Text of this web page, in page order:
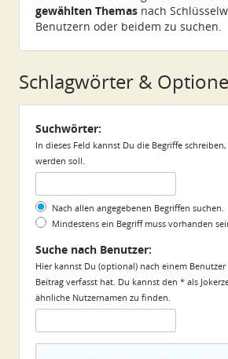
gewählten Themas nach
Benutzern oder beidem zu suchen.
Schlagwörter &
Suchwörter:
In dieses Feld kannst Du die Begriffe
werden soll.
Nach allen angegebenen Begriffen suchen.
Mindestens ein Begriff muss vorhanden
Suche nach Benutzer:
Hier kannst Du (optional) nach einem
Beitrag verfasst hat. Du kannst den * als
ähnliche Nutzernamen zu finden.